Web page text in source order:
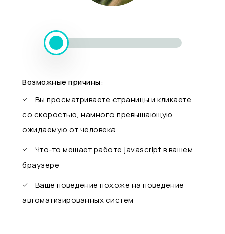
Возможные причины:
Вы просматриваете страницы и кликаете
со скоростью, намного превышающую
ожидаемую от человека
Что-то мешает работе javascript в вашем
браузере
Ваше поведение похоже на поведение
автоматизированных систем